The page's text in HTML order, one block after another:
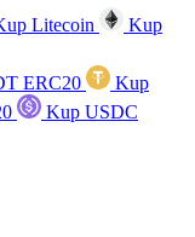
Litecoin
Kup
ERC20
Kup
Kup USDC